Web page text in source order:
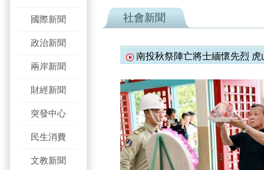
國際新聞
政治新聞
兩岸新聞
財經新聞
突發中心
民生消費
文教新聞
社會新聞
南投秋祭陣亡將士緬懷先烈